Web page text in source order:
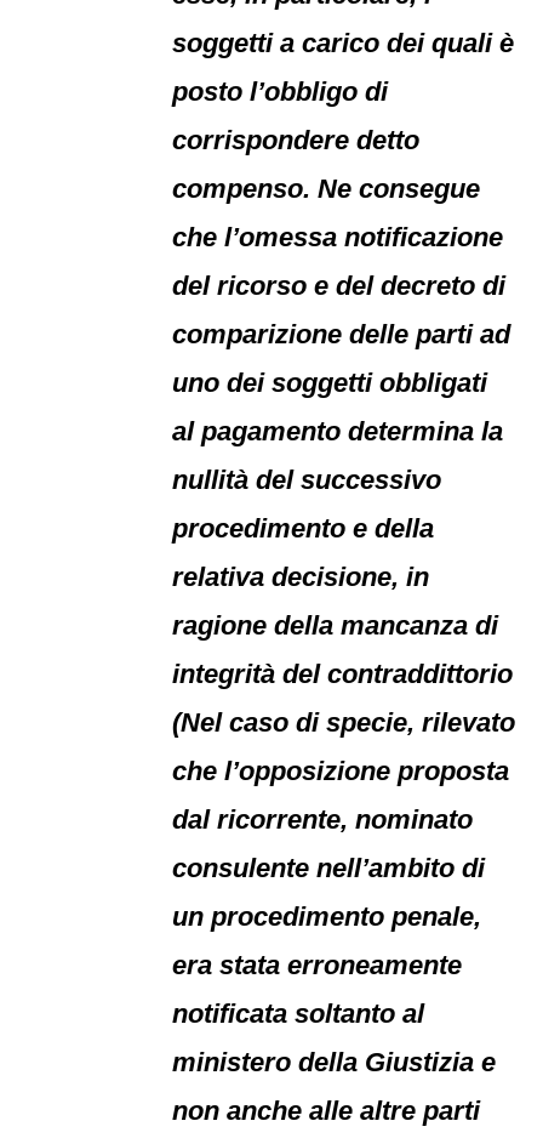
soggetti a carico dei quali è
posto l’obbligo di
corrispondere detto
compenso. Ne consegue
che l’omessa notificazione
del ricorso e del decreto di
comparizione delle parti ad
uno dei soggetti obbligati
al pagamento determina la
nullità del successivo
procedimento e della
relativa decisione, in
ragione della mancanza di
integrità del contraddittorio
(Nel caso di specie, rilevato
che l’opposizione proposta
dal ricorrente, nominato
consulente nell’ambito di
un procedimento penale,
era stata erroneamente
notificata soltanto al
ministero della Giustizia e
non anche alle altre parti